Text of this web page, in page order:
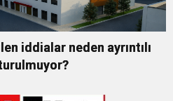
iddialar neden ayrıntılı